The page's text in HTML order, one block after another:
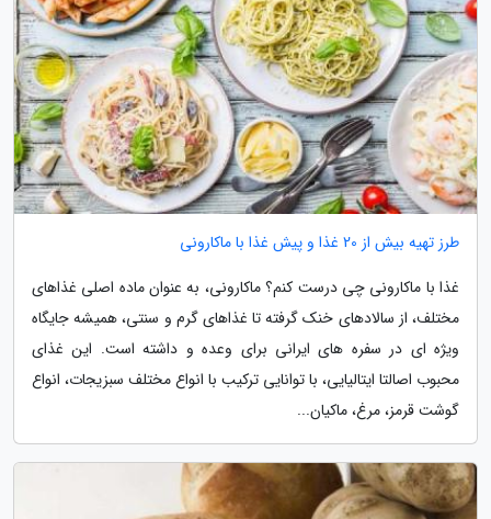
طرز تهیه بیش از 20 غذا و پیش غذا با ماکارونی
غذا با ماکارونی چی درست کنم؟ ماکارونی، به عنوان ماده اصلی غذاهای
مختلف، از سالادهای خنک گرفته تا غذاهای گرم و سنتی، همیشه جایگاه
ویژه ای در سفره های ایرانی برای وعده و داشته است. این غذای
محبوب اصالتا ایتالیایی، با توانایی ترکیب با انواع مختلف سبزیجات، انواع
گوشت قرمز، مرغ، ماکیان...